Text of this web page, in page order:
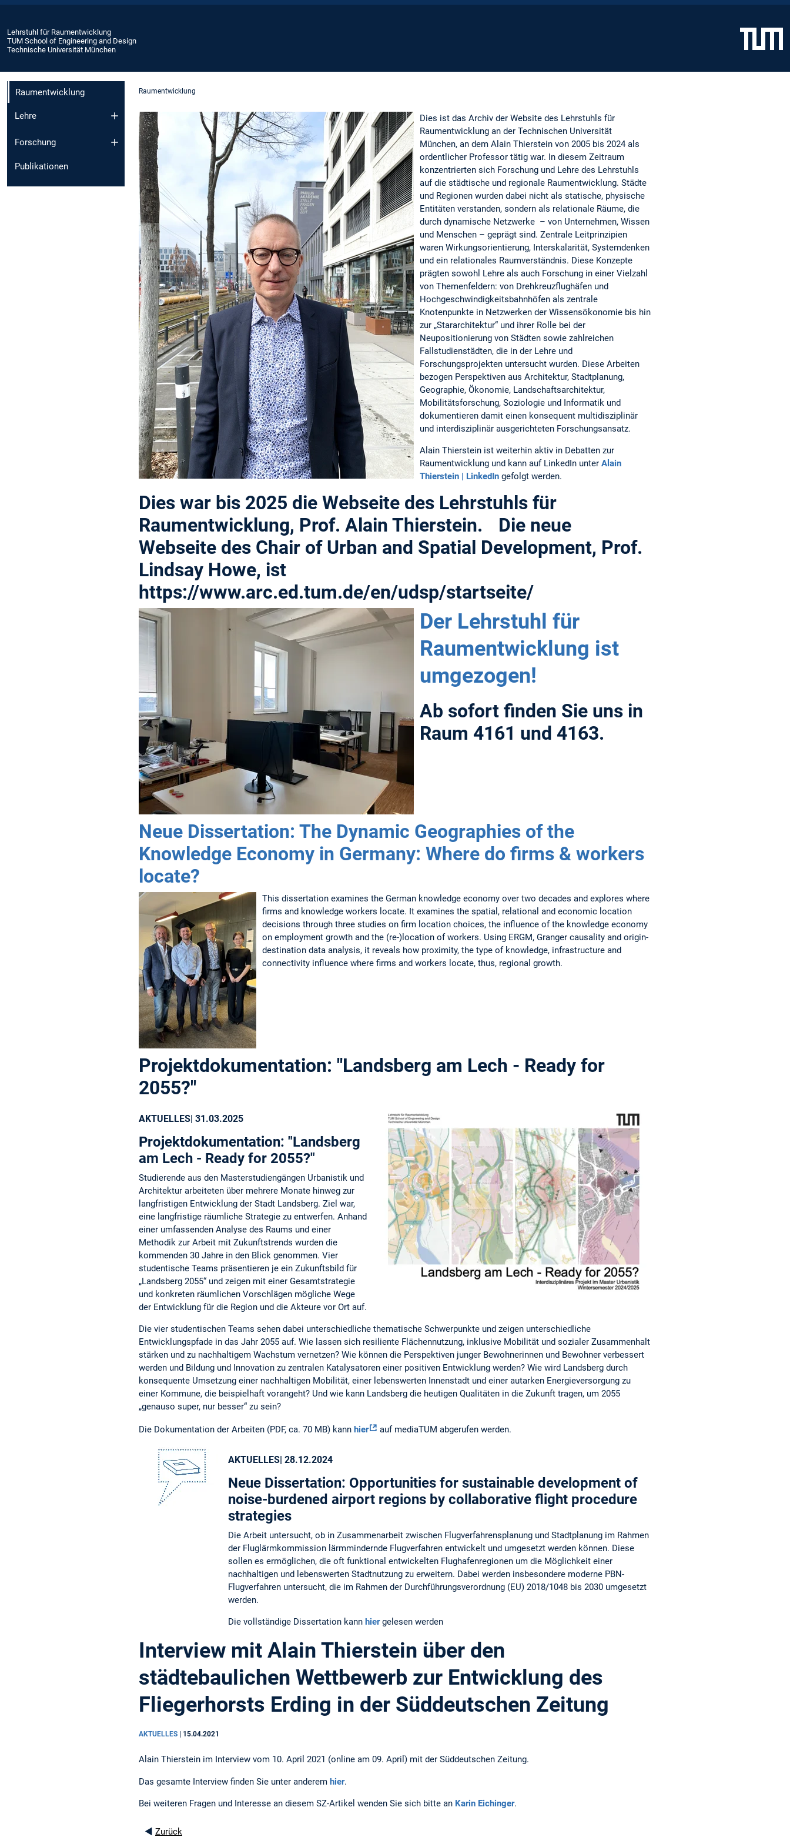
Lehrstuhl für Raumentwicklung
TUM School of Engineering and Design
Technische Universität München
Raumentwicklung
Lehre
Forschung
Publikationen
Raumentwicklung
Dies ist das Archiv der Website des Lehrstuhls für
Raumentwicklung an der Technischen Universität
München, an dem Alain Thierstein von 2005 bis 2024 als
ordentlicher Professor tätig war. In diesem Zeitraum
konzentrierten sich Forschung und Lehre des Lehrstuhls
auf die städtische und regionale Raumentwicklung. Städte
und Regionen wurden dabei nicht als statische, physische
Entitäten verstanden, sondern als relationale Räume, die
durch dynamische Netzwerke – von Unternehmen, Wissen
und Menschen – geprägt sind. Zentrale Leitprinzipien
waren Wirkungsorientierung, Interskalarität, Systemdenken
und ein relationales Raumverständnis. Diese Konzepte
prägten sowohl Lehre als auch Forschung in einer Vielzahl
von Themenfeldern: von Drehkreuzflughäfen und
Hochgeschwindigkeitsbahnhöfen als zentrale
Knotenpunkte in Netzwerken der Wissensökonomie bis hin
zur „Stararchitektur“ und ihrer Rolle bei der
Neupositionierung von Städten sowie zahlreichen
Fallstudienstädten, die in der Lehre und
Forschungsprojekten untersucht wurden. Diese Arbeiten
bezogen Perspektiven aus Architektur, Stadtplanung,
Geographie, Ökonomie, Landschaftsarchitektur,
Mobilitätsforschung, Soziologie und Informatik und
dokumentieren damit einen konsequent multidisziplinär
und interdisziplinär ausgerichteten Forschungsansatz.
Alain Thierstein ist weiterhin aktiv in Debatten zur
Raumentwicklung und kann auf LinkedIn unter Alain
Thierstein | LinkedIn gefolgt werden.
Dies war bis 2025 die Webseite des Lehrstuhls für
Raumentwicklung, Prof. Alain Thierstein. Die neue
Webseite des Chair of Urban and Spatial Development, Prof.
Lindsay Howe, ist
https://www.arc.ed.tum.de/en/udsp/startseite/
Der Lehrstuhl für
Raumentwicklung ist
umgezogen!
Ab sofort finden Sie uns in
Raum 4161 und 4163.
Neue Dissertation: The Dynamic Geographies of the
Knowledge Economy in Germany: Where do firms & workers
locate?
This dissertation examines the German knowledge economy over two decades and explores where
firms and knowledge workers locate. It examines the spatial, relational and economic location
decisions through three studies on firm location choices, the influence of the knowledge economy
on employment growth and the (re-)location of workers. Using ERGM, Granger causality and origin-
destination data analysis, it reveals how proximity, the type of knowledge, infrastructure and
connectivity influence where firms and workers locate, thus, regional growth.
Projektdokumentation: "Landsberg am Lech - Ready for
2055?"
AKTUELLES| 31.03.2025
Projektdokumentation: "Landsberg
am Lech - Ready for 2055?"
Studierende aus den Masterstudiengängen Urbanistik und
Architektur arbeiteten über mehrere Monate hinweg zur
langfristigen Entwicklung der Stadt Landsberg. Ziel war,
eine langfristige räumliche Strategie zu entwerfen. Anhand
einer umfassenden Analyse des Raums und einer
Methodik zur Arbeit mit Zukunftstrends wurden die
kommenden 30 Jahre in den Blick genommen. Vier
studentische Teams präsentieren je ein Zukunftsbild für
„Landsberg 2055“ und zeigen mit einer Gesamtstrategie
und konkreten räumlichen Vorschlägen mögliche Wege
der Entwicklung für die Region und die Akteure vor Ort auf.
Die vier studentischen Teams sehen dabei unterschiedliche thematische Schwerpunkte und zeigen unterschiedliche
Entwicklungspfade in das Jahr 2055 auf. Wie lassen sich resiliente Flächennutzung, inklusive Mobilität und sozialer Zusammenhalt
stärken und zu nachhaltigem Wachstum vernetzen? Wie können die Perspektiven junger Bewohnerinnen und Bewohner verbessert
werden und Bildung und Innovation zu zentralen Katalysatoren einer positiven Entwicklung werden? Wie wird Landsberg durch
konsequente Umsetzung einer nachhaltigen Mobilität, einer lebenswerten Innenstadt und einer autarken Energieversorgung zu
einer Kommune, die beispielhaft vorangeht? Und wie kann Landsberg die heutigen Qualitäten in die Zukunft tragen, um 2055
„genauso super, nur besser“ zu sein?
Die Dokumentation der Arbeiten (PDF, ca. 70 MB) kann hier auf mediaTUM abgerufen werden.
AKTUELLES | 28.12.2024
Neue Dissertation: Opportunities for sustainable development of
noise-burdened airport regions by collaborative flight procedure
strategies
Die Arbeit untersucht, ob in Zusammenarbeit zwischen Flugverfahrensplanung und Stadtplanung im Rahmen
der Fluglärmkommission lärmmindernde Flugverfahren entwickelt und umgesetzt werden können. Diese
sollen es ermöglichen, die oft funktional entwickelten Flughafenregionen um die Möglichkeit einer
nachhaltigen und lebenswerten Stadtnutzung zu erweitern. Dabei werden insbesondere moderne PBN-
Flugverfahren untersucht, die im Rahmen der Durchführungsverordnung (EU) 2018/1048 bis 2030 umgesetzt
werden.
Die vollständige Dissertation kann hiergelesen werden
Interview mit Alain Thierstein über den
städtebaulichen Wettbewerb zur Entwicklung des
Fliegerhorsts Erding in der Süddeutschen Zeitung
AKTUELLES 15.04.2021
Alain Thierstein im Interview vom 10. April 2021 (online am 09. April) mit der Süddeutschen Zeitung.
Das gesamte Interview finden Sie unter anderem hier.
Bei weiteren Fragen und Interesse an diesem SZ-Artikel wenden Sie sich bitte an Karin Eichinger.
◄ Zurück